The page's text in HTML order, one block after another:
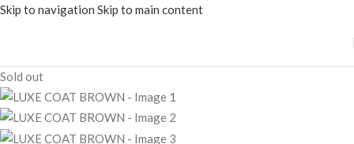
Skip to navigation Skip to main content
Sold out